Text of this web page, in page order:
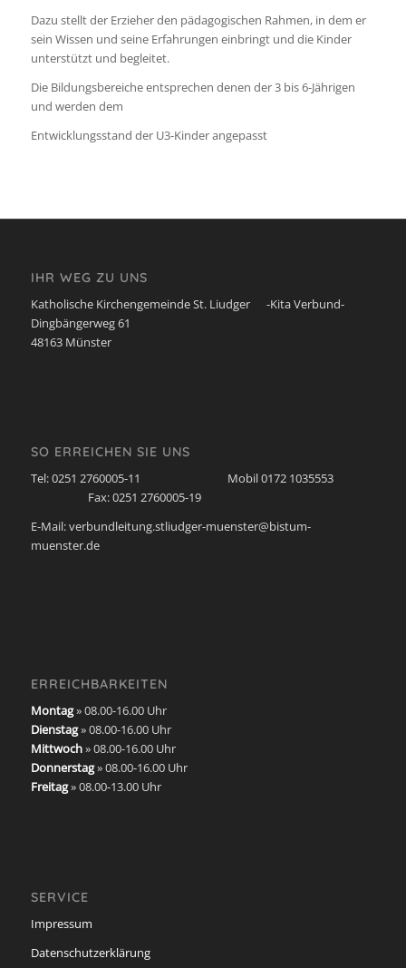
Dazu stellt der Erzieher den pädagogischen Rahmen, in dem er
sein Wissen und seine Erfahrungen einbringt und die Kinder
unterstützt und begleitet.
Die Bildungsbereiche entsprechen denen der 3 bis 6-Jährigen
und werden dem
Entwicklungsstand der U3-Kinder angepasst
IHR WEG ZU UNS
Katholische Kirchengemeinde St. Liudger -Kita Verbund-
Dingbängerweg 61
48163 Münster
SO ERREICHEN SIE UNS
Tel: 0251 2760005-11 Mobil 0172 1035553
Fax: 0251 2760005-19
E-Mail: verbundleitung.stliudger-muenster@bistum-
muenster.de
ERREICHBARKEITEN
Montag» 08.00-16.00 Uhr
Dienstag» 08.00-16.00 Uhr
Mittwoch» 08.00-16.00 Uhr
Donnerstag» 08.00-16.00 Uhr
Freitag» 08.00-13.00 Uhr
SERVICE
Impressum
Datenschutzerklärung